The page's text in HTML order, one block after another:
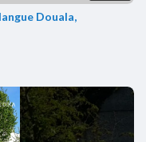
Douala,